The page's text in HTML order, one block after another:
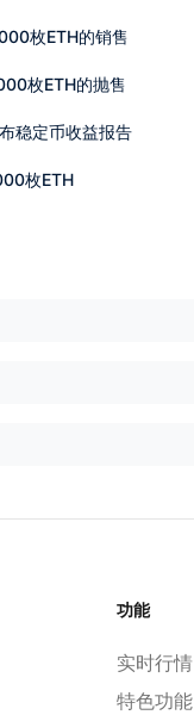
枚ETH的销售
枚ETH的抛售
稳定币收益报告
枚ETH
功能
实时行情
特色功能